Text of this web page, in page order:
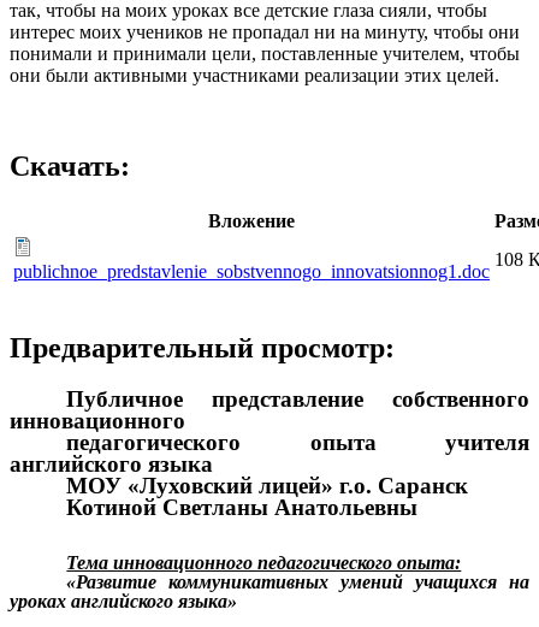
так, чтобы на моих уроках все детские глаза сияли, чтобы
интерес моих учеников не пропадал ни на минуту, чтобы они
понимали и принимали цели, поставленные учителем, чтобы
они были активными участниками реализации этих целей.
Скачать:
Вложение
publichnoe_predstavlenie_sobstvennogo_innovatsionnog1.doc
108
Предварительный просмотр:
Публичное представление собственного
инновационного
педагогического опыта учителя
английского языка
МОУ «Луховский лицей» г.о. Саранск
Котиной Светланы Анатольевны
Тема инновационного педагогического опыта:
«Развитие коммуникативных умений учащихся на
уроках английского языка»